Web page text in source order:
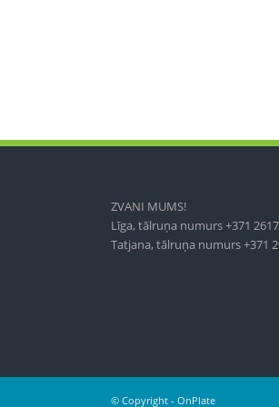
ZVANI MUMS!
Līga, tālruņa numurs +371
Tatjana, tālruņa numurs +371
© Copyright - OnPlate